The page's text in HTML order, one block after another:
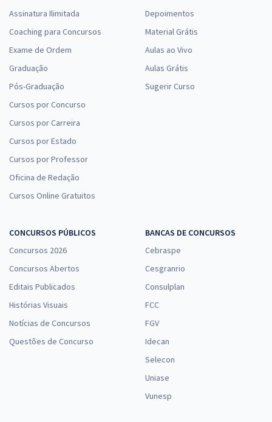
Assinatura Ilimitada
Coaching para Concursos
Exame de Ordem
Graduação
Pós-Graduação
Cursos por Concurso
Cursos por Carreira
Cursos por Estado
Cursos por Professor
Oficina de Redação
Cursos Online Gratuitos
Depoimentos
Material Grátis
Aulas ao Vivo
Aulas Grátis
Sugerir Curso
CONCURSOS PÚBLICOS
Concursos 2026
Concursos Abertos
Editais Publicados
Histórias Visuais
Notícias de Concursos
Questões de Concurso
BANCAS DE CONCURSOS
Cebraspe
Cesgranrio
Consulplan
FCC
FGV
Idecan
Selecon
Uniase
Vunesp